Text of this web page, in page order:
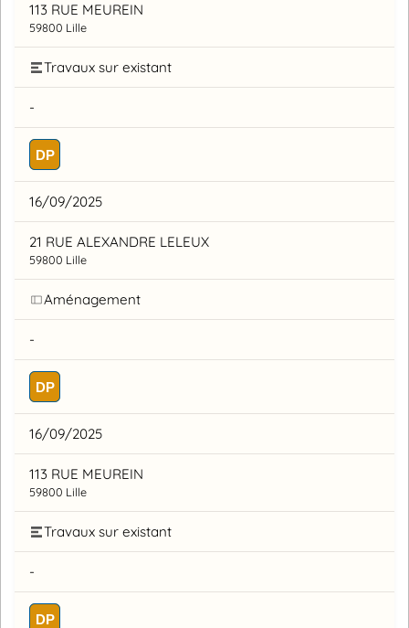
113 RUE MEUREIN
59800 Lille
Travaux sur existant
-
DP
16/09/2025
21 RUE ALEXANDRE LELEUX
59800 Lille
Aménagement
-
DP
16/09/2025
113 RUE MEUREIN
59800 Lille
Travaux sur existant
-
DP